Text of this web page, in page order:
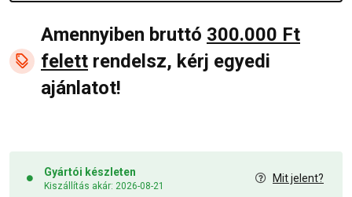
Amennyiben bruttó 300.000 Ft
felett rendelsz, kérj egyedi
ajánlatot!
Gyártói készleten
Kiszállítás akár: 2026-08-21
Mit jelent?